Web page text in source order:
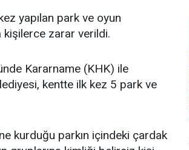
yapılan park ve oyun
kişilerce zarar verildi.
Kararname (KHK) ile
kentte ilk kez 5 park ve
kurduğu parkın içindeki çardak